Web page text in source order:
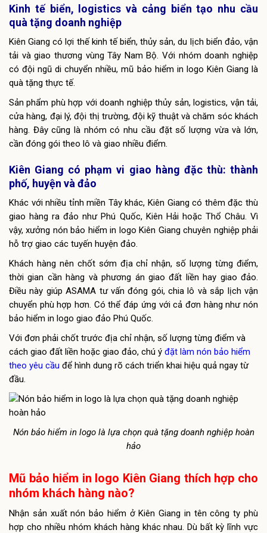
Kinh tế biển, logistics và cảng biển tạo nhu cầu
quà tặng doanh nghiệp
Kiên Giang có lợi thế kinh tế biển, thủy sản, du lịch biển đảo, vận
tải và giao thương vùng Tây Nam Bộ. Với nhóm doanh nghiệp
có đội ngũ di chuyển nhiều, mũ bảo hiểm in logo Kiên Giang là
quà tặng thực tế.
Sản phẩm phù hợp với doanh nghiệp thủy sản, logistics, vận tải,
cửa hàng, đại lý, đội thị trường, đội kỹ thuật và chăm sóc khách
hàng. Đây cũng là nhóm có nhu cầu đặt số lượng vừa và lớn,
cần đóng gói theo lô và giao nhiều điểm.
Kiên Giang có phạm vi giao hàng đặc thù: thành
phố, huyện và đảo
Khác với nhiều tỉnh miền Tây khác, Kiên Giang có thêm đặc thù
giao hàng ra đảo như Phú Quốc, Kiên Hải hoặc Thổ Châu. Vì
vậy, xưởng nón bảo hiểm in logo Kiên Giang chuyên nghiệp phải
hỗ trợ giao các tuyến huyện đảo.
Khách hàng nên chốt sớm địa chỉ nhận, số lượng từng điểm,
thời gian cần hàng và phương án giao đất liền hay giao đảo.
Điều này giúp ASAMA tư vấn đóng gói, chia lô và sắp lịch vận
chuyển phù hợp hơn. Có thể đáp ứng với cả đơn hàng như nón
bảo hiểm in logo giao đảo Phú Quốc.
Với đơn phải chốt trước địa chỉ nhận, số lượng từng điểm và
cách giao đất liền hoặc giao đảo, chú ý đặt làm nón bảo hiểm
theo yêu cầu để hình dung rõ cách triển khai hiệu quả ngay từ
đầu.
Nón bảo hiểm in logo là lựa chọn quà tặng doanh nghiệp hoàn
hảo
Mũ bảo hiểm in logo Kiên Giang thích hợp cho
nhóm khách hàng nào?
Nhận sản xuất nón bảo hiểm ở Kiên Giang in tên công ty phù
hợp cho nhiều nhóm khách hàng khác nhau. Dù bất kỳ lĩnh vực